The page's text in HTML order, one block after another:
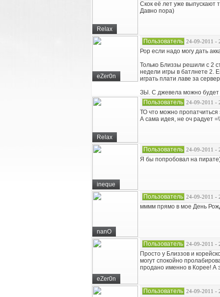
Relax
Скок её лет уже выпускают
Давно пора)
eZer0n
Пользователь 24-09-2011 -
Рор если надо могу дать
Только Близзы решили с 2
недели игры в батлнете 2.
играть плати лаве за
ЗЫ. С джевела можно будет
Relax
Пользователь 24-09-2011 -
ТО что можно пропатчиться
А сама идея, не оч радует
ineque
Пользователь 24-09-2011 -
Я бы попробовал на
nanO
Пользователь 24-09-2011 -
мммм прямо в мое День
eZer0n
Пользователь 24-09-2011 -
Просто у Близзов и
могут спокойно
продано именно в Корее! А
Пользователь 24-09-2011 -